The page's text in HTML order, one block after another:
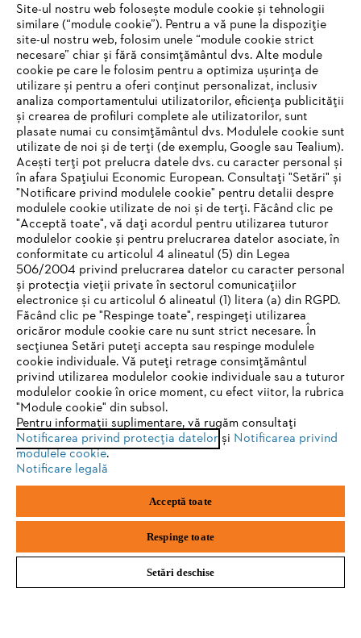
Echipamente de protecție
FII LA CURENT CU NEWSLETTER-UL
STIHL
Adresă de e-mail
Abonează-te
#STIHL
STIHL Romania
IHR BROWSER WIRD NICHT
UNTERSTÜTZT
Sie nutzen einen Browser, den wir noch nicht unterstützen. Für
eine optimale Nutzung unserer Seite empfehlen wir Ihnen, zu
einem der folgenden Browser zu wechseln:
Firefox Chrome
Site-ul nostru web folosește module cookie și tehnologii
similare (“module cookie”). Pentru a vă pune la dispoziție
site-ul nostru web, folosim unele “module cookie strict
necesare” chiar și fără consimțământul dvs. Alte module
cookie pe care le folosim pentru a optimiza ușurința de
utilizare și pentru a oferi conținut personalizat, inclusiv
analiza comportamentului utilizatorilor, eficiența publicității
și crearea de profiluri complete ale utilizatorilor, sunt
plasate numai cu consimțământul dvs. Modulele cookie sunt
utilizate de noi și de terți (de exemplu, Google sau Tealium).
Acești terți pot prelucra datele dvs. cu caracter personal și
în afara Spațiului Economic European. Consultați "Setări" și
"Notificare privind modulele cookie" pentru detalii despre
modulele cookie utilizate de noi și de terți. Făcând clic pe
"Acceptă toate", vă dați acordul pentru utilizarea tuturor
modulelor cookie și pentru prelucrarea datelor asociate, în
conformitate cu articolul 4 alineatul (5) din Legea
506/2004 privind prelucrarea datelor cu caracter personal
și protecția vieții private în sectorul comunicațiilor
electronice și cu articolul 6 alineatul (1) litera (a) din RGPD.
Făcând clic pe "Respinge toate", respingeți utilizarea
oricăror module cookie care nu sunt strict necesare. În
secțiunea Setări puteți accepta sau respinge modulele
cookie individuale. Vă puteți retrage consimțământul
privind utilizarea modulelor cookie individuale sau a tuturor
modulelor cookie în orice moment, cu efect viitor, la rubrica
"Module cookie" din subsol.
Pentru informații suplimentare, vă rugăm consultați
Notificarea privind protecția datelorși Notificarea privind
modulele cookie.
Notificare legală
Acceptă toate
Respinge toate
Setări deschise